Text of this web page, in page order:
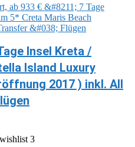
Insel Kreta /
Island Luxury
2017 ) inkl. All
3